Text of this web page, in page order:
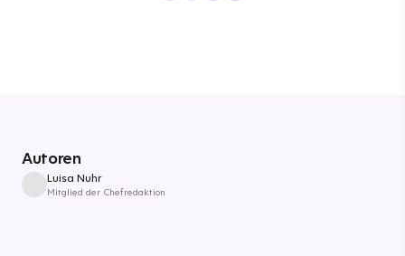
Autoren
Luisa Nuhr
Mitglied der Chefredaktion